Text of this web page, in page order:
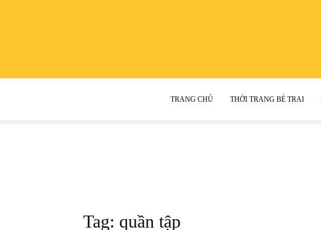
TRANG CHỦ THỜI TRANG BÉ TRAI
Tag: quần tập